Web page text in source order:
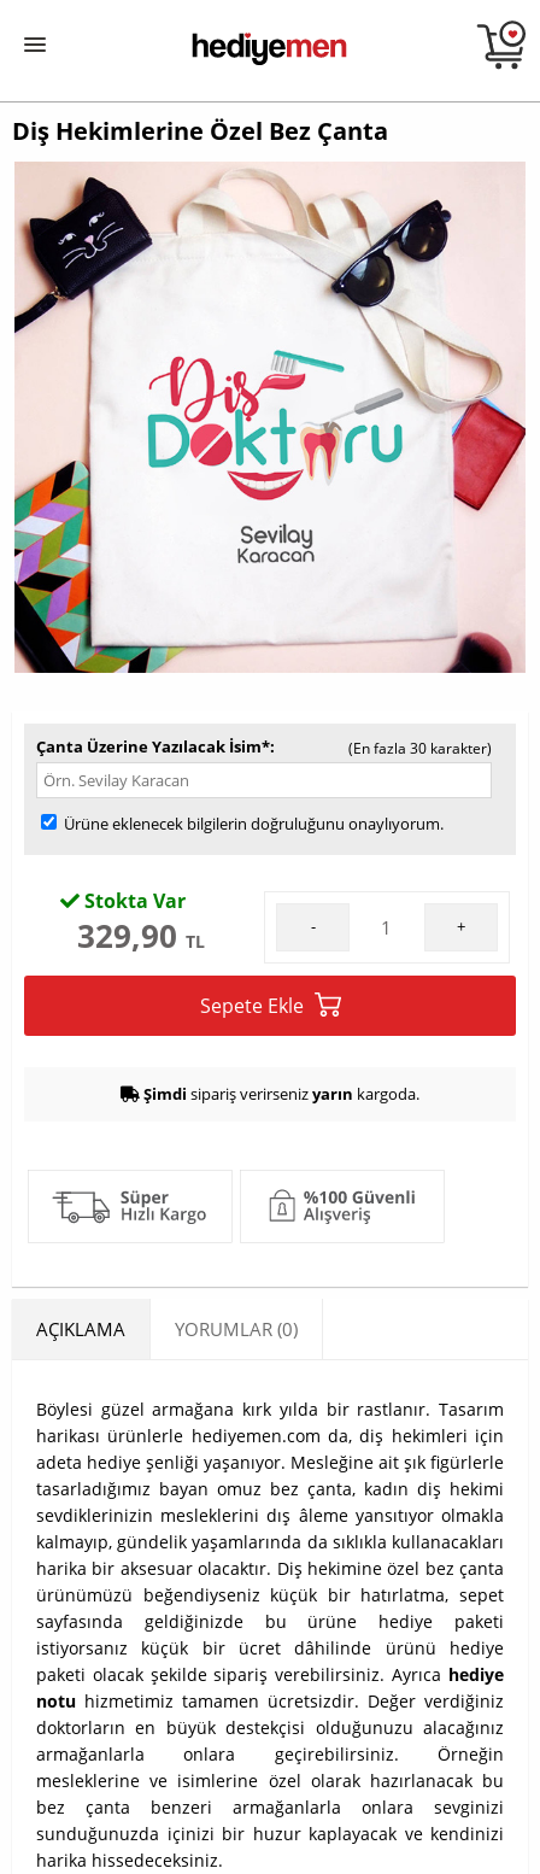
Diş Hekimlerine Özel Bez Çanta
Çanta Üzerine Yazılacak İsim* (En fazla 30 karakter)
Ürüne eklenecek bilgilerin doğruluğunu onaylıyorum.
Stokta Var
329,90 TL
- +
Sepete Ekle
Şimdi sipariş verirsenizyarın kargoda.
AÇIKLAMA YORUMLAR (0)
Böylesi güzel armağana kırk yılda bir rastlanır. Tasarım
harikası ürünlerle hediyemen.com da, diş hekimleri için
adeta hediye şenliği yaşanıyor. Mesleğine ait şık figürlerle
tasarladığımız bayan omuz bez çanta, kadın diş hekimi
sevdiklerinizin mesleklerini dış âleme yansıtıyor olmakla
kalmayıp, gündelik yaşamlarında da sıklıkla kullanacakları
harika bir aksesuar olacaktır. Diş hekimine özel bez çanta
ürünümüzü beğendiyseniz küçük bir hatırlatma, sepet
sayfasında geldiğinizde bu ürüne hediye paketi
istiyorsanız küçük bir ücret dâhilinde ürünü hediye
paketi olacak şekilde sipariş verebilirsiniz. Ayrıca hediye
notu hizmetimiz tamamen ücretsizdir. Değer verdiğiniz
doktorların en büyük destekçisi olduğunuzu alacağınız
armağanlarla onlara geçirebilirsiniz. Örneğin
mesleklerine ve isimlerine özel olarak hazırlanacak bu
bez çanta benzeri armağanlarla onlara sevginizi
sunduğunuzda içinizi bir huzur kaplayacak ve kendinizi
harika hissedeceksiniz.